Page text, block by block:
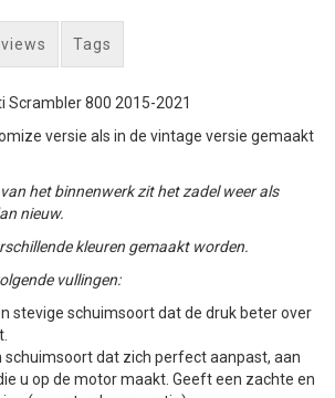
Tags
Scrambler 800 2015-2021
versie als in de vintage versie gemaakt
het binnenwerk zit het zadel weer als
nieuw.
kleuren gemaakt worden.
vullingen:
stevige schuimsoort dat de druk beter over
schuimsoort dat zich perfect aanpast, aan
u op de motor maakt. Geeft een zachte en